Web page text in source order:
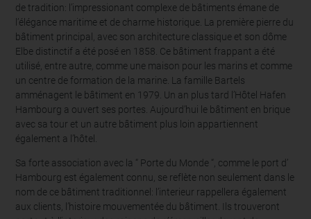
de tradition: l’impressionant complexe de bâtiments émane de
l’élégance maritime et de charme historique. La première pierre du
bâtiment principal, avec son architecture classique et son dôme
Elbe distinctif a été posé en 1858. Ce bâtiment frappant a été
utilisé, entre autre, comme une maison pour les marins et comme
un centre de formation de la marine. La famille Bartels
amménagent le bâtiment en 1979. Un an plus tard l’Hôtel Hafen
Hambourg a ouvert ses portes. Aujourd’hui le bâtiment en brique
avec sa tour et un autre bâtiment plus loin appartiennent
également a l’hôtel.
Sa forte association avec la “ Porte du Monde “, comme le port d’
Hambourg est également connu, se reflète non seulement dans le
nom de ce bâtiment traditionnel: l’interieur rappellera également
aux clients, l’histoire mouvementée du bâtiment. Ils trouveront